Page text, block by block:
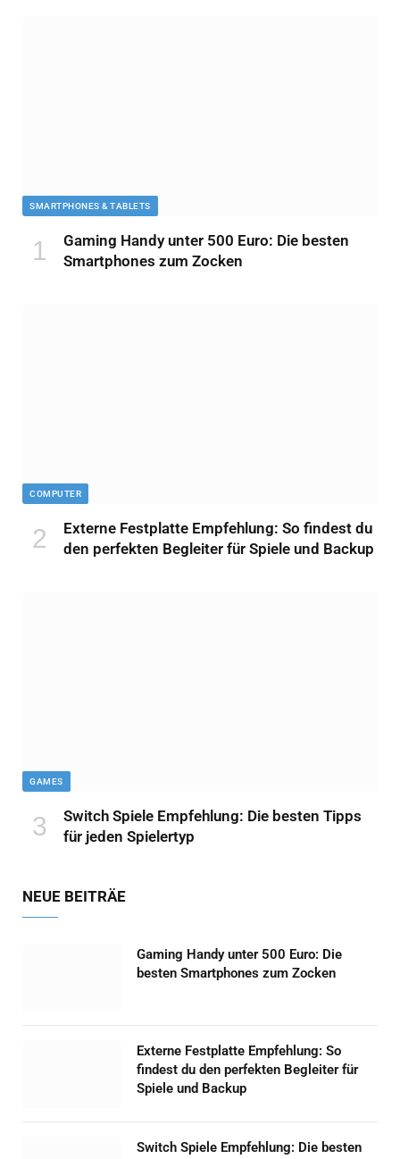
SMARTPHONES & TABLETS
Gaming Handy unter 500 Euro: Die besten
Smartphones zum Zocken
COMPUTER
Externe Festplatte Empfehlung: So findest du
den perfekten Begleiter für Spiele und Backup
GAMES
Switch Spiele Empfehlung: Die besten Tipps
für jeden Spielertyp
NEUE BEITRÄE
Gaming Handy unter 500 Euro: Die
besten Smartphones zum Zocken
Externe Festplatte Empfehlung: So
findest du den perfekten Begleiter für
Spiele und Backup
Switch Spiele Empfehlung: Die besten